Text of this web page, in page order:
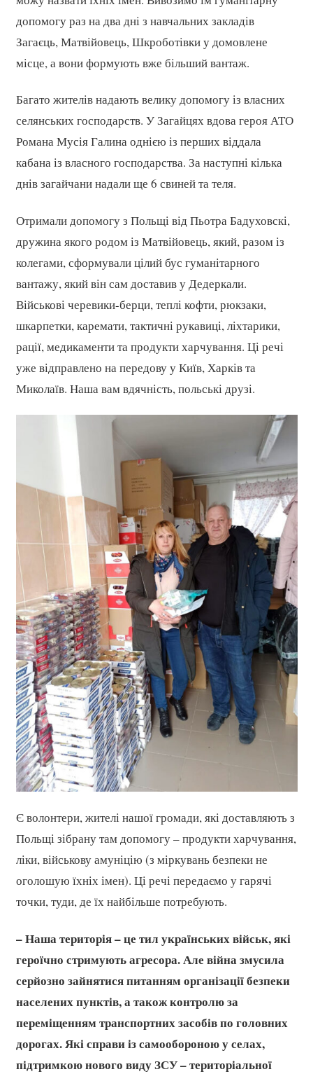
допомогу раз на два дні з навчальних закладів
Загаєць, Матвійовець, Шкроботівки у домовлене
місце, а вони формують вже більший вантаж.
Багато жителів надають велику допомогу із власних
селянських господарств. У Загайцях вдова героя АТО
Романа Мусія Галина однією із перших віддала
кабана із власного господарства. За наступні кілька
днів загайчани надали ще 6 свиней та теля.
Отримали допомогу з Польщі від Пьотра Бадуховскі,
дружина якого родом із Матвійовець, який, разом із
колегами, сформували цілий бус гуманітарного
вантажу, який він сам доставив у Дедеркали.
Військові черевики-берци, теплі кофти, рюкзаки,
шкарпетки, каремати, тактичні рукавиці, ліхтарики,
рації, медикаменти та продукти харчування. Ці речі
уже відправлено на передову у Київ, Харків та
Миколаїв. Наша вам вдячність, польські друзі.
Є волонтери, жителі нашої громади, які доставляють з
Польщі зібрану там допомогу – продукти харчування,
ліки, військову амуніцію (з міркувань безпеки не
оголошую їхніх імен). Ці речі передаємо у гарячі
точки, туди, де їх найбільше потребують.
– Наша територія – це тил українських військ, які
героїчно стримують агресора. Але війна змусила
серйозно зайнятися питанням організації безпеки
населених пунктів, а також контролю за
переміщенням транспортних засобів по головних
дорогах. Які справи із самообороною у селах,
підтримкою нового виду ЗСУ – територіальної